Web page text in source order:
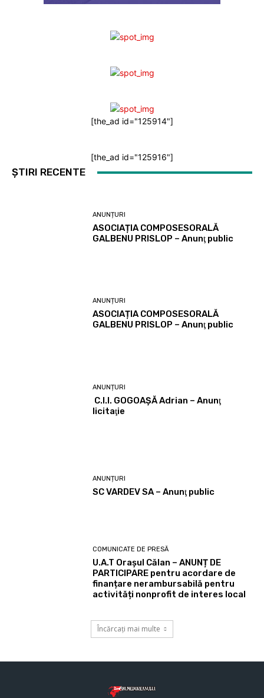
[the_ad id="125914"]
[the_ad id="125916"]
ȘTIRI RECENTE
ANUNȚURI
ASOCIAȚIA COMPOSESORALĂ
GALBENU PRISLOP – Anunţ public
ANUNȚURI
ASOCIAȚIA COMPOSESORALĂ
GALBENU PRISLOP – Anunţ public
ANUNȚURI
C.I.I. GOGOAŞĂ Adrian – Anunţ
licitaţie
ANUNȚURI
SC VARDEV SA – Anunţ public
COMUNICATE DE PRESĂ
U.A.T Orașul Călan – ANUNȚ DE
PARTICIPARE pentru acordare de
finanțare nerambursabilă pentru
activități nonprofit de interes local
Încărcați mai multe